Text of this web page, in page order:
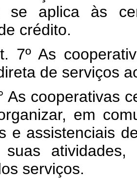
se aplica às
crédito.
7º As
de serviços
As cooperativas
em
e assistenciais
suas
serviços.